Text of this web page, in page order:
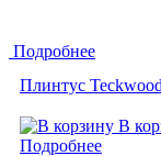
Подробнее
Плинтус
В
Подробнее